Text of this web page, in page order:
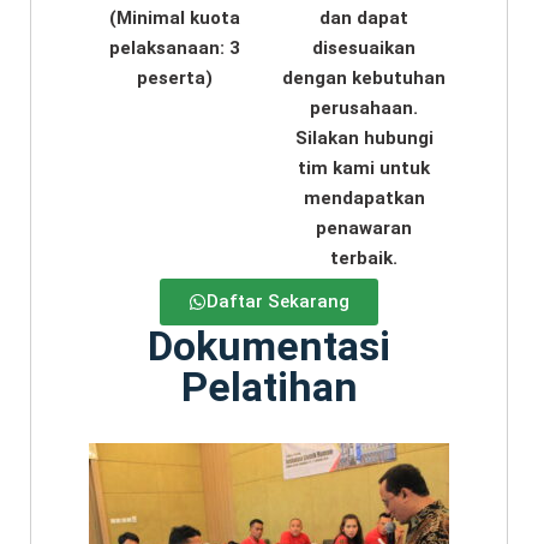
(Minimal kuota
pelaksanaan: 3
peserta)
dan dapat
disesuaikan
dengan kebutuhan
perusahaan.
Silakan hubungi
tim kami untuk
mendapatkan
penawaran
terbaik.
Daftar Sekarang
Dokumentasi
Pelatihan